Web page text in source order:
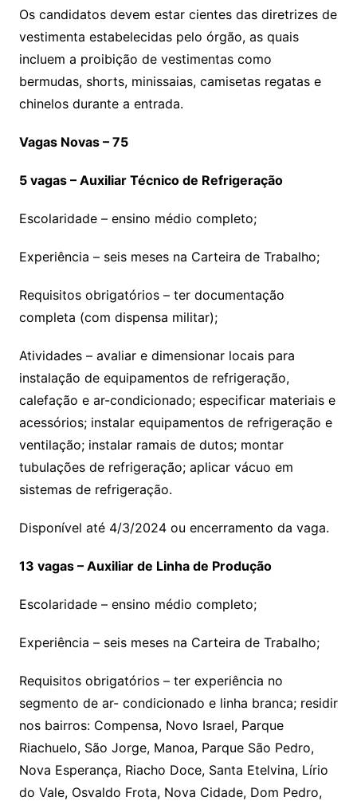
Os candidatos devem estar cientes das diretrizes de
vestimenta estabelecidas pelo órgão, as quais
incluem a proibição de vestimentas como
bermudas, shorts, minissaias, camisetas regatas e
chinelos durante a entrada.
Vagas Novas – 75
5 vagas – Auxiliar Técnico de Refrigeração
Escolaridade – ensino médio completo;
Experiência – seis meses na Carteira de Trabalho;
Requisitos obrigatórios – ter documentação
completa (com dispensa militar);
Atividades – avaliar e dimensionar locais para
instalação de equipamentos de refrigeração,
calefação e ar-condicionado; especificar materiais e
acessórios; instalar equipamentos de refrigeração e
ventilação; instalar ramais de dutos; montar
tubulações de refrigeração; aplicar vácuo em
sistemas de refrigeração.
Disponível até 4/3/2024 ou encerramento da vaga.
13 vagas – Auxiliar de Linha de Produção
Escolaridade – ensino médio completo;
Experiência – seis meses na Carteira de Trabalho;
Requisitos obrigatórios – ter experiência no
segmento de ar- condicionado e linha branca; residir
nos bairros: Compensa, Novo Israel, Parque
Riachuelo, São Jorge, Manoa, Parque São Pedro,
Nova Esperança, Riacho Doce, Santa Etelvina, Lírio
do Vale, Osvaldo Frota, Nova Cidade, Dom Pedro,